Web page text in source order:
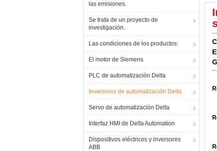
las emisiones.
Se trata de un proyecto de
investigación.
Las condiciones de los productos:
El motor de Siemens
PLC de automatización Delta
Inversores de automatización Delta
Servo de automatización Delta
Interfaz HMI de Delta Automation
Dispositivos eléctricos y inversores
ABB